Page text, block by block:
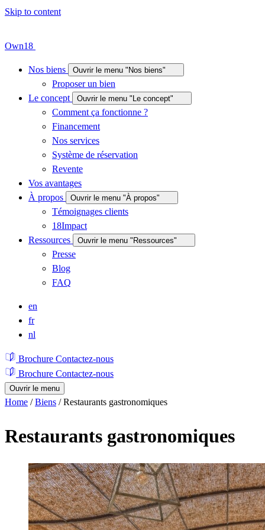
Skip to content
Own18
Nos biens Ouvrir le menu "Nos biens"
Proposer un bien
Le concept
Ouvrir le menu "Le concept"
Comment ça fonctionne ?
Financement
Nos services
Système de réservation
Revente
Vos avantages
À propos
Ouvrir le menu "À propos"
Témoignages clients
18Impact
Ressources
Ouvrir le menu "Ressources"
Presse
Blog
FAQ
en
fr
nl
Brochure Contactez-nous
Brochure Contactez-nous
Ouvrir le menu
Home /Biens /Restaurants gastronomiques
Restaurants gastronomiques